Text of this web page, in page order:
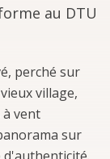
au DTU
perché sur
village,
à vent
sur